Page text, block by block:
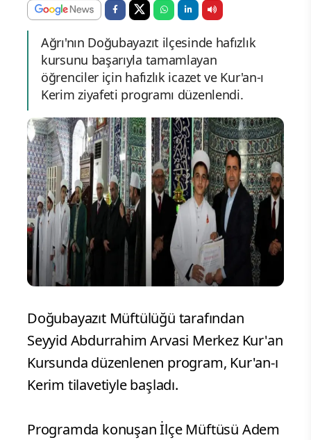
Ağrı'nın Doğubayazıt ilçesinde hafızlık
kursunu başarıyla tamamlayan
öğrenciler için hafızlık icazet ve Kur'an-ı
Kerim ziyafeti programı düzenlendi.
Doğubayazıt Müftülüğü tarafından
Seyyid Abdurrahim Arvasi Merkez Kur'an
Kursunda düzenlenen program, Kur'an-ı
Kerim tilavetiyle başladı.
Programda konuşan İlçe Müftüsü Adem